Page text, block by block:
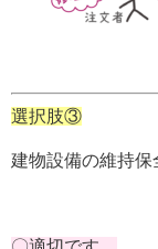
選択肢③
建物設備の維持保